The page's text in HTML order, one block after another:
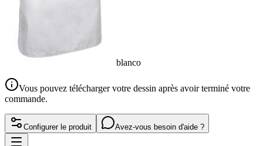
blanco
Vous pouvez télécharger votre dessin après avoir terminé votre
commande.
Configurer le produit Avez-vous besoin d'aide ?